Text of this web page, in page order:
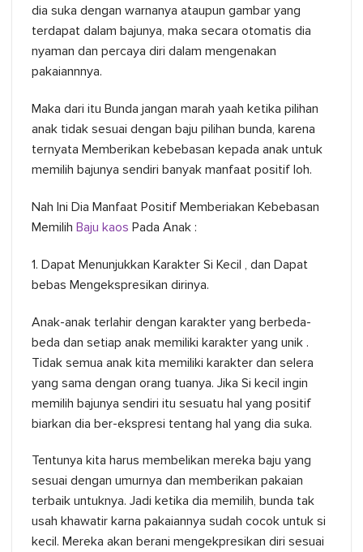
dia suka dengan warnanya ataupun gambar yang
terdapat dalam bajunya, maka secara otomatis dia
nyaman dan percaya diri dalam mengenakan
pakaiannnya.
Maka dari itu Bunda jangan marah yaah ketika pilihan
anak tidak sesuai dengan baju pilihan bunda, karena
ternyata Memberikan kebebasan kepada anak untuk
memilih bajunya sendiri banyak manfaat positif loh.
Nah Ini Dia Manfaat Positif Memberiakan Kebebasan
Memilih Baju kaos Pada Anak :
1. Dapat Menunjukkan Karakter Si Kecil , dan Dapat
bebas Mengekspresikan dirinya.
Anak-anak terlahir dengan karakter yang berbeda-
beda dan setiap anak memiliki karakter yang unik .
Tidak semua anak kita memiliki karakter dan selera
yang sama dengan orang tuanya. Jika Si kecil ingin
memilih bajunya sendiri itu sesuatu hal yang positif
biarkan dia ber-ekspresi tentang hal yang dia suka.
Tentunya kita harus membelikan mereka baju yang
sesuai dengan umurnya dan memberikan pakaian
terbaik untuknya. Jadi ketika dia memilih, bunda tak
usah khawatir karna pakaiannya sudah cocok untuk si
kecil. Mereka akan berani mengekpresikan diri sesuai